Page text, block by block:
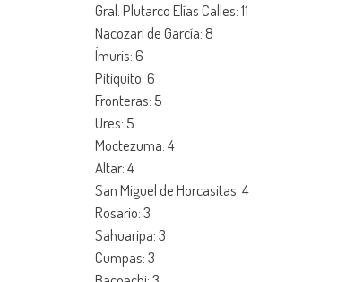
Gral. Plutarco Elías Calles: 11
Nacozari de García: 8
Ímuris: 6
Pitiquito: 6
Fronteras: 5
Ures: 5
Moctezuma: 4
Altar: 4
San Miguel de Horcasitas: 4
Rosario: 3
Sahuaripa: 3
Cumpas: 3